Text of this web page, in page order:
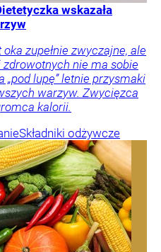
wskazała
zupełnie zwyczajne, ale
nie ma sobie
„pod lupę” letnie przysmaki
warzyw. Zwycięzca
kalorii.
Składniki odżywcze